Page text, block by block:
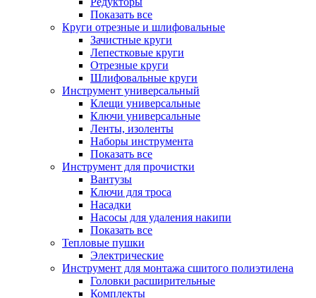
Показать все
Круги отрезные и шлифовальные
Зачистные круги
Лепестковые круги
Отрезные круги
Шлифовальные круги
Инструмент универсальный
Клещи универсальные
Ключи универсальные
Ленты, изоленты
Наборы инструмента
Показать все
Инструмент для прочистки
Вантузы
Ключи для троса
Насадки
Насосы для удаления накипи
Показать все
Тепловые пушки
Электрические
Инструмент для монтажа сшитого полиэтилена
Головки расширительные
Комплекты